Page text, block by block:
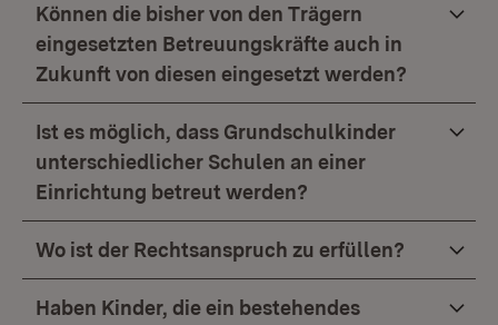
Können die bisher von den Trägern
eingesetzten Betreuungskräfte auch in
Zukunft von diesen eingesetzt werden?
Ist es möglich, dass Grundschulkinder
unterschiedlicher Schulen an einer
Einrichtung betreut werden?
Wo ist der Rechtsanspruch zu erfüllen?
Haben Kinder, die ein bestehendes